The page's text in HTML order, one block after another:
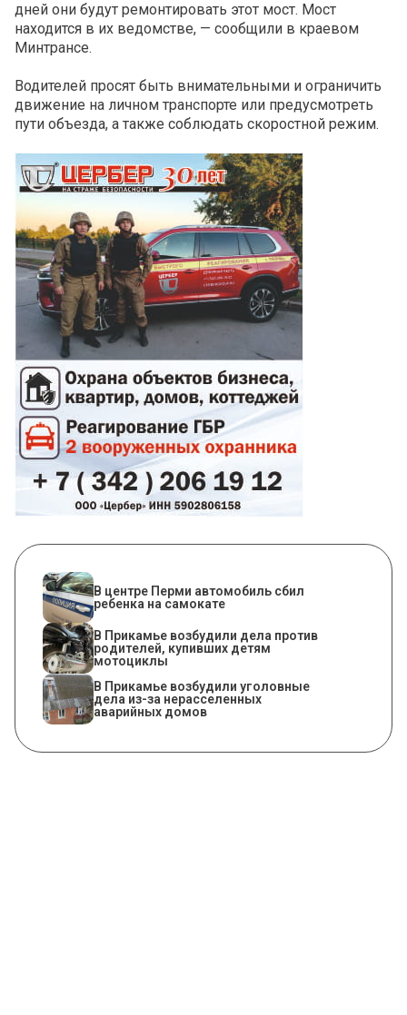
дней они будут ремонтировать этот мост. Мост
находится в их ведомстве, — сообщили в краевом
Минтрансе.
Водителей просят быть внимательными и ограничить
движение на личном транспорте или предусмотреть
пути объезда, а также соблюдать скоростной режим.
В центре Перми автомобиль сбил
ребенка на самокате
В Прикамье возбудили дела против
родителей, купивших детям
мотоциклы
В Прикамье возбудили уголовные
дела из-за нерасселенных
аварийных домов